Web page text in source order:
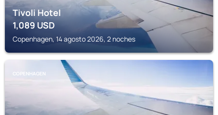
Tivoli Hotel
1,089USD
Copenhagen, 14 agosto 2026, 2 noches
COPENHAGEN